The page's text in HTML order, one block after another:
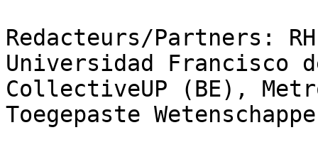
Redacteurs/Partners:
Universidad Francisco
CollectiveUP (BE),
Toegepaste